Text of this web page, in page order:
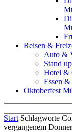
Reisen &
Auto &
Stand
Hotel &
Essen
Oktoberfest
Start Schlagworte
vergangenem